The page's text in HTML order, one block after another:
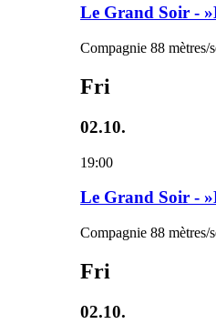
Le Grand Soir -
Compagnie 88 mètres/
Fri
02.10.
19:00
Le Grand Soir -
Compagnie 88 mètres/
Fri
02.10.